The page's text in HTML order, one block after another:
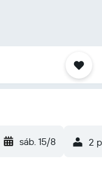
sáb. 15/8 2